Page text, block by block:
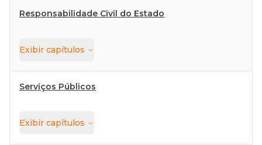
Responsabilidade Civil do Estado
Exibir capítulos
Serviços Públicos
Exibir capítulos